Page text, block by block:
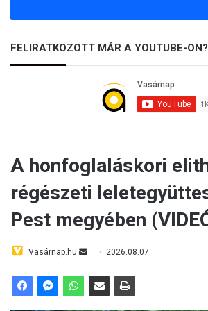
FELIRATKOZOTT MÁR A YOUTUBE-ON?